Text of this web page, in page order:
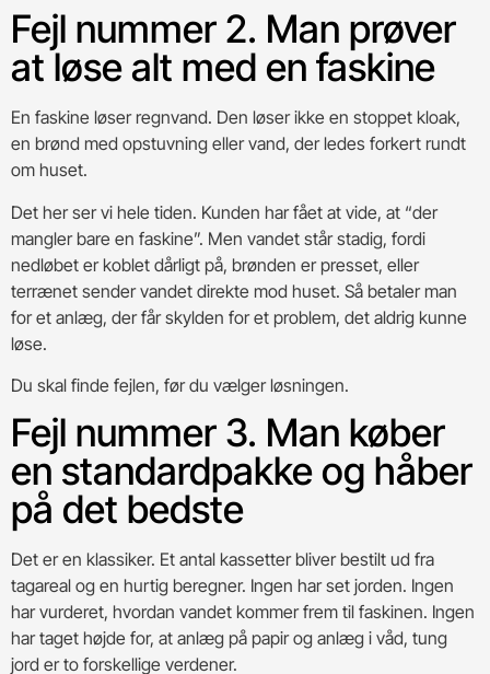
Fejl nummer 2. Man prøver
at løse alt med en faskine
En faskine løser regnvand. Den løser ikke en stoppet kloak,
en brønd med opstuvning eller vand, der ledes forkert rundt
om huset.
Det her ser vi hele tiden. Kunden har fået at vide, at “der
mangler bare en faskine”. Men vandet står stadig, fordi
nedløbet er koblet dårligt på, brønden er presset, eller
terrænet sender vandet direkte mod huset. Så betaler man
for et anlæg, der får skylden for et problem, det aldrig kunne
løse.
Du skal finde fejlen, før du vælger løsningen.
Fejl nummer 3. Man køber
en standardpakke og håber
på det bedste
Det er en klassiker. Et antal kassetter bliver bestilt ud fra
tagareal og en hurtig beregner. Ingen har set jorden. Ingen
har vurderet, hvordan vandet kommer frem til faskinen. Ingen
har taget højde for, at anlæg på papir og anlæg i våd, tung
jord er to forskellige verdener.